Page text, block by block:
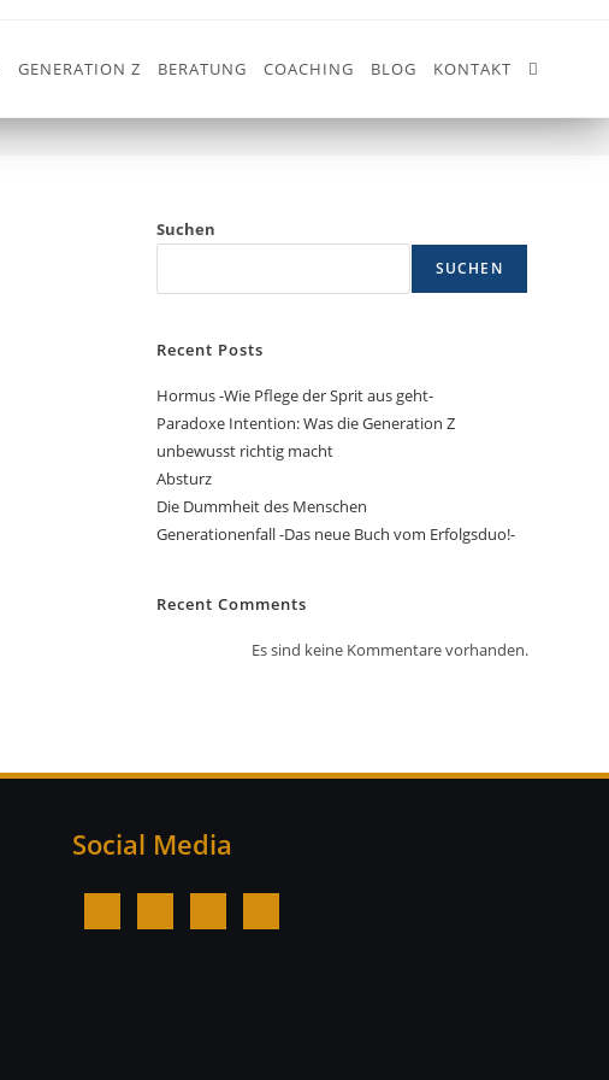
GENERATION Z BERATUNG COACHING BLOG KONTAKT
> MITARBEITERMOTIVATION
Suchen
SUCHEN
Recent Posts
Hormus -Wie Pflege der Sprit aus geht-
Paradoxe Intention: Was die Generation Z
unbewusst richtig macht
Absturz
Die Dummheit des Menschen
Generationenfall -Das neue Buch vom Erfolgsduo!-
Recent Comments
Es sind keine Kommentare vorhanden.
Social Media